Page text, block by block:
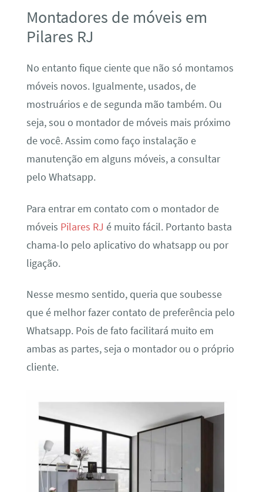
Montadores de móveis em
Pilares RJ
No entanto fique ciente que não só montamos
móveis novos. Igualmente, usados, de
mostruários e de segunda mão também. Ou
seja, sou o montador de móveis mais próximo
de você. Assim como faço instalação e
manutenção em alguns móveis, a consultar
pelo Whatsapp.
Para entrar em contato com o montador de
móveis Pilares RJ é muito fácil. Portanto basta
chama-lo pelo aplicativo do whatsapp ou por
ligação.
Nesse mesmo sentido, queria que soubesse
que é melhor fazer contato de preferência pelo
Whatsapp. Pois de fato facilitará muito em
ambas as partes, seja o montador ou o próprio
cliente.